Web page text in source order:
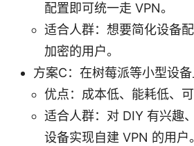
配置即可统一走 VPN。
适合人群：想要简化设备
加密的用户。
方案C：在树莓派等小型设
优点：成本低、能耗低、可
适合人群：对 DIY 有兴趣
设备实现自建 VPN 的用户。